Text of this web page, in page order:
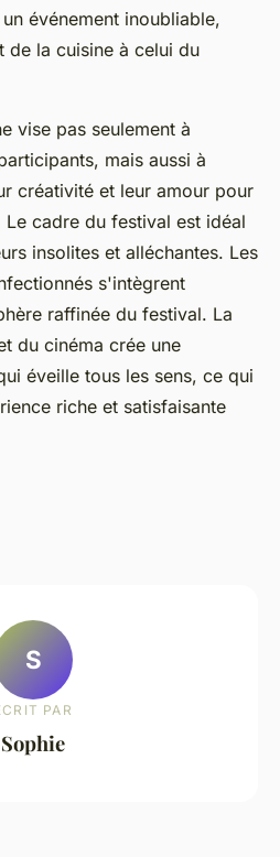
événement inoubliable,
de la cuisine à celui du
vise pas seulement à
mais aussi à
créativité et leur amour pour
cadre du festival est idéal
insolites et alléchantes. Les
s'intègrent
raffinée du festival. La
du cinéma crée une
éveille tous les sens, ce qui
riche et satisfaisante
S
PAR
Sophie